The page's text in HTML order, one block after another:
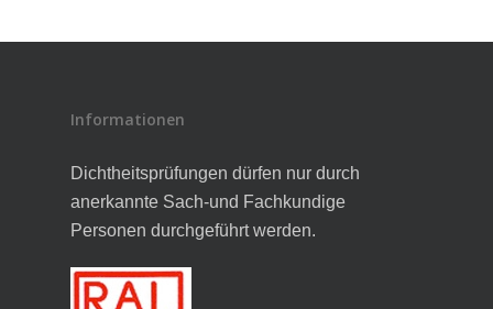
Informationen
Dichtheitsprüfungen dürfen nur durch
anerkannte Sach-und Fachkundige
Personen durchgeführt werden.